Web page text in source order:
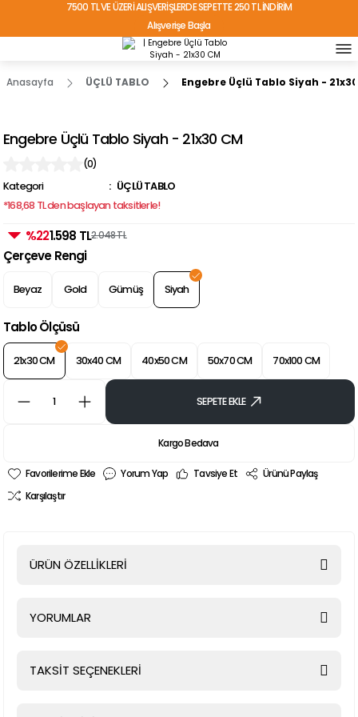
7500 TL VE ÜZERİ ALIŞVERİŞLERDE SEPETTE 250 TL İNDİRİM
Alışverişe Başla
TÜRKİYE'NİN HER YERİNE ÜCRETSİZ KARGO!
Anasayfa ÜÇLÜ TABLO Engebre Üçlü Tablo Siyah -
Engebre Üçlü Tablo Siyah - 21x30 CM
(0)
Kategori
ÜÇLÜ TABLO
*168,68 TL den başlayan taksitlerle!
%221.598 TL2.048 TL
Çerçeve Rengi
Beyaz Gold Gümüş Siyah
Tablo Ölçüsü
21x30 CM 30x40 CM 40x50 CM 50x70 CM 70x100 CM
SEPETE EKLE
Kargo Bedava
Yorum Yap Tavsiye Et
Ürünü Paylaş
Karşılaştır
ÜRÜN ÖZELLİKLERİ
YORUMLAR
TAKSİT SEÇENEKLERİ